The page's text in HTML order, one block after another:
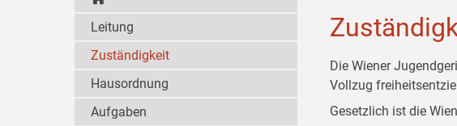
Die Wiener
Vollzug
Gesetzlich ist die
Leitung
Zuständigkeit
Hausordnung
Aufgaben